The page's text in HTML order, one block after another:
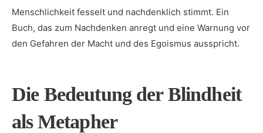
Menschlichkeit fesselt und nachdenklich stimmt. Ein
Buch, das zum ⁤Nachdenken​ anregt und⁣ eine Warnung vor
den Gefahren der Macht und ⁢des Egoismus ausspricht.
Die ‍Bedeutung der Blindheit⁣
als⁢ Metapher